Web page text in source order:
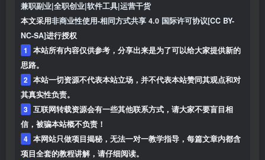
兼职副业|全职创业|软件工具|运营干货
本文采用非商业性使用-相同方式共享 4.0 国际许可协议[CC BY-
NC-SA]进行授权
1
本站所有内容仅供参考，分享出来是为了可以给大家提供新的
思路。
2 本站一切资源不代表本站立场，并不代表本站赞同其观点和对
其真实性负责。
3 互联网转载资源会有一些其他联系方式，请大家不要盲目相
信，被骗本站概不负责！
4 本网站只做项目揭秘，无法一对一教学指导，每篇文章内都含
项目全套的教程讲解，请仔细阅读。